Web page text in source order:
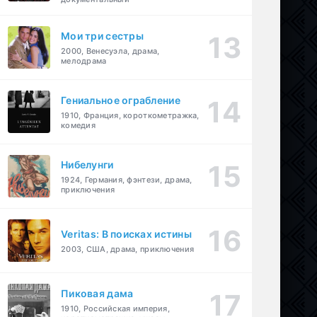
Мои три сестры
2000, Венесуэла, драма,
мелодрама
Гениальное ограбление
1910, Франция, короткометражка,
комедия
Нибелунги
1924, Германия, фэнтези, драма,
приключения
Veritas: В поисках истины
2003, США, драма, приключения
Пиковая дама
1910, Российская империя,